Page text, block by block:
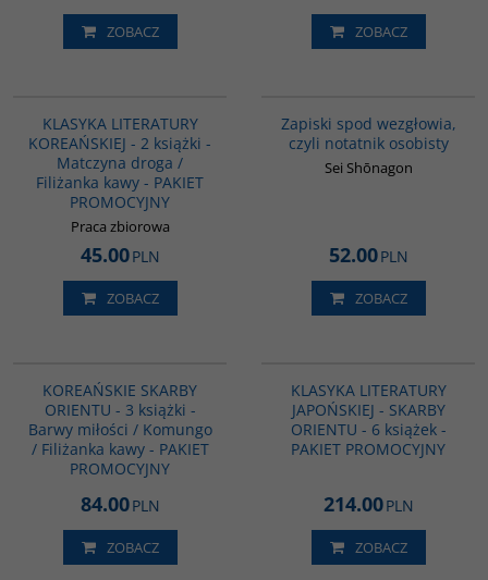
ZOBACZ ZOBACZ
KLASYKA LITERATURY
KOREAŃSKIEJ - 2 książki -
Matczyna droga /
Filiżanka kawy - PAKIET
PROMOCYJNY
Praca zbiorowa
45.00PLN
ZOBACZ
Zapiski spod wezgłowia,
czyli notatnik osobisty
Sei Shōnagon
52.00PLN
ZOBACZ
KOREAŃSKIE SKARBY
ORIENTU - 3 książki -
Barwy miłości / Komungo
/ Filiżanka kawy - PAKIET
PROMOCYJNY
84.00PLN
ZOBACZ
KLASYKA LITERATURY
JAPOŃSKIEJ - SKARBY
ORIENTU - 6 książek -
PAKIET PROMOCYJNY
214.00PLN
ZOBACZ